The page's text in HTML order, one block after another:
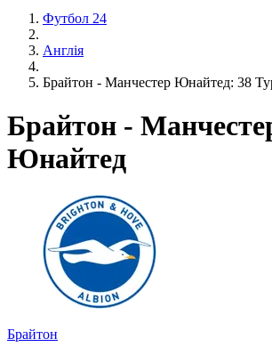
Футбол 24
Англія
Брайтон - Манчестер Юнайтед: 38
Брайтон -
Юнайтед
Брайтон